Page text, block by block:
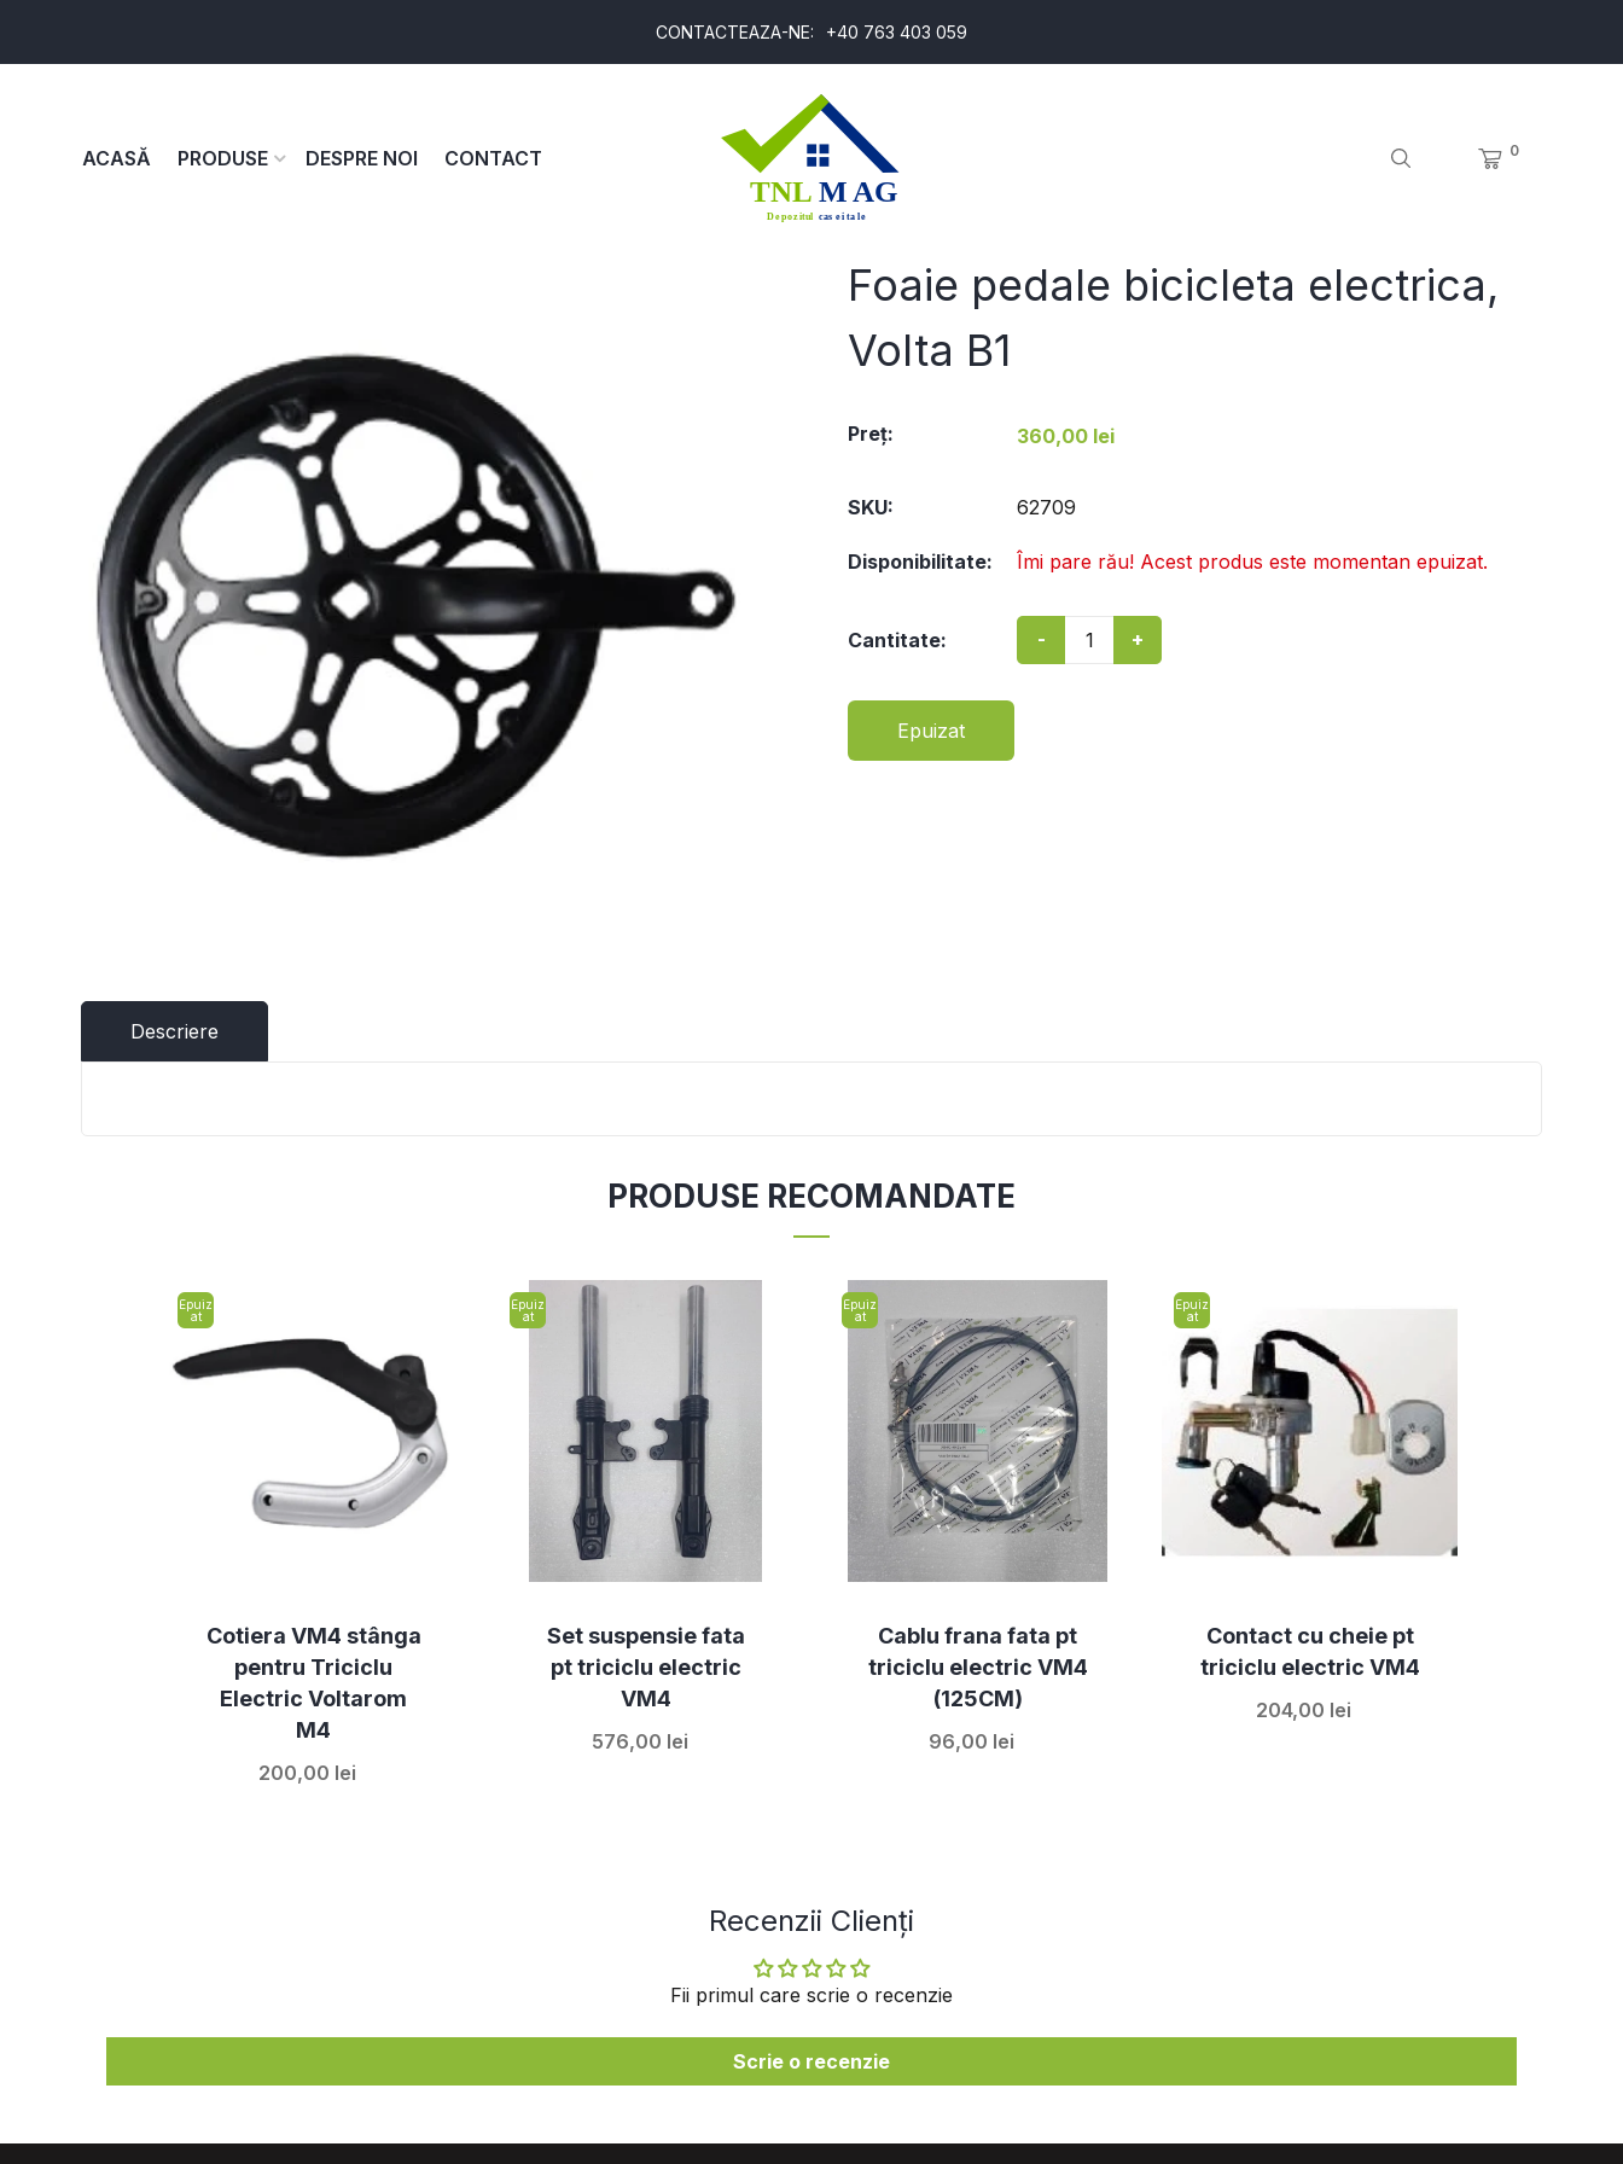
CONTACTEAZA-NE: +40 763 403 059
ACASĂ PRODUSE DESPRE NOI CONTACT 0
Foaie pedale bicicleta electrica,
Volta B1
Preţ: 360,00 lei
SKU: 62709
Disponibilitate: Îmi pare rău! Acest produs este momentan epuizat.
Cantitate: - +
Epuizat
Descriere
PRODUSE RECOMANDATE
Epuiz
at
Cotiera VM4 stânga
pentru Triciclu
Electric Voltarom
M4
200,00 lei
Epuiz
at
Set suspensie fata
pt triciclu electric
VM4
576,00 lei
Epuiz
at
Cablu frana fata pt
triciclu electric VM4
(125CM)
96,00 lei
Epuiz
at
Contact cu cheie pt
triciclu electric VM4
204,00 lei
Recenzii Clienți
Fii primul care scrie o recenzie
Scrie o recenzie